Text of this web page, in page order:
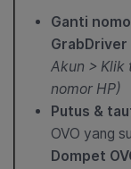
Ganti
GrabDriver
Akun > Klik
nomor HP)
Putus &
OVO yang
Dompet